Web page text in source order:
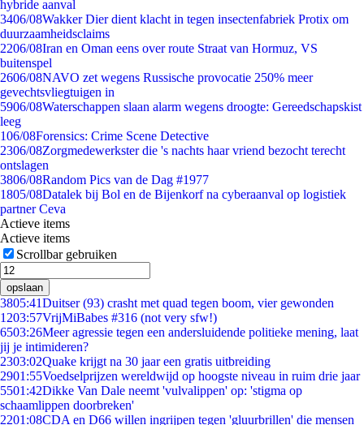
hybride aanval
3406/08Wakker Dier dient klacht in tegen insectenfabriek Protix om
duurzaamheidsclaims
2206/08Iran en Oman eens over route Straat van Hormuz, VS
buitenspel
2606/08NAVO zet wegens Russische provocatie 250% meer
gevechtsvliegtuigen in
5906/08Waterschappen slaan alarm wegens droogte: Gereedschapskist
leeg
106/08Forensics: Crime Scene Detective
2306/08Zorgmedewerkster die 's nachts haar vriend bezocht terecht
ontslagen
3806/08Random Pics van de Dag #1977
1805/08Datalek bij Bol en de Bijenkorf na cyberaanval op logistiek
partner Ceva
Actieve items
Actieve items
Scrollbar gebruiken
opslaan
3805:41Duitser (93) crasht met quad tegen boom, vier gewonden
1203:57VrijMiBabes #316 (not very sfw!)
6503:26Meer agressie tegen een andersluidende politieke mening, laat
jij je intimideren?
2303:02Quake krijgt na 30 jaar een gratis uitbreiding
2901:55Voedselprijzen wereldwijd op hoogste niveau in ruim drie jaar
5501:42Dikke Van Dale neemt 'vulvalippen' op: 'stigma op
schaamlippen doorbreken'
2201:08CDA en D66 willen ingrijpen tegen 'gluurbrillen' die mensen